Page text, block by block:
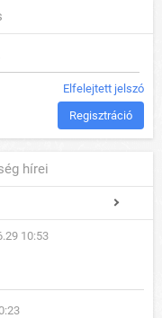
Elfelejtett jelszó
Regisztráció
hírei
10:53